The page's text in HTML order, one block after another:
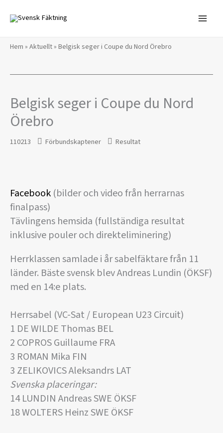
innehåll
Hem » Aktuellt» Belgisk seger i Coupe du Nord Örebro
Belgisk seger i Coupe du Nord
Örebro
110213 Förbundskaptener Resultat
Facebook (bilder och video från herrarnas
finalpass)
Tävlingens hemsida (fullständiga resultat
inklusive pouler och direkteliminering)
Herrklassen samlade i år sabelfäktare från 11
länder. Bäste svensk blev Andreas Lundin (ÖKSF)
med en 14:e plats.
Herrsabel (VC-Sat / European U23 Circuit)
1 DE WILDE Thomas BEL
2 COPROS Guillaume FRA
3 ROMAN Mika FIN
3 ZELIKOVICS Aleksandrs LAT
Svenska placeringar:
14 LUNDIN Andreas SWE ÖKSF
18 WOLTERS Heinz SWE ÖKSF